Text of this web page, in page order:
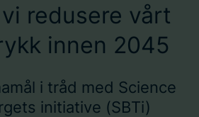
redusere vårt
innen 2045
i tråd med Science
initiative (SBTi)